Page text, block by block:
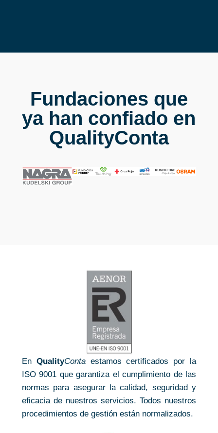
Fundaciones que
ya han confiado en
QualityConta
EnQualityContaestamos certificados por la
ISO 9001 que garantiza el cumplimiento de las
normas para asegurar la calidad, seguridad y
eficacia de nuestros servicios. Todos nuestros
procedimientos de gestión están normalizados.